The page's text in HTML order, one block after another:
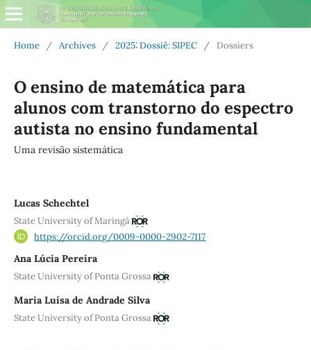
Home / Archives / 2025: Dossiê: SIPEC / Dossiers
O ensino de matemática para
alunos com transtorno do espectro
autista no ensino fundamental
Uma revisão sistemática
Lucas Schechtel
State University of Maringá
https://orcid.org/0009-0000-2902-7117
Ana Lúcia Pereira
State University of Ponta Grossa
Maria Luísa de Andrade Silva
State University of Ponta Grossa